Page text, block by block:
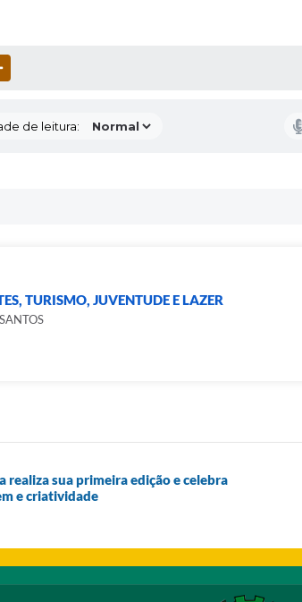
de leitura:
TURISMO, JUVENTUDE E LAZER
realiza sua primeira edição e celebra
e criatividade